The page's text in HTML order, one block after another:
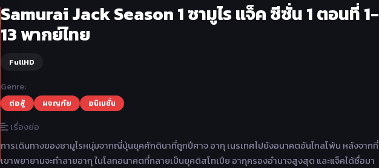
Samurai Jack Season 1 ซามูไร แจ็ค ซีซั่น 1 ตอนที่ 1-
13 พากย์ไทย
FullHD
Genre:
ต่อสู้ ผจญภัย อนิเมชั่น
เรื่องย่อ
การเดินทางของซามูไรหนุ่มจากญี่ปุ่นยุคศักดินาที่ถูกปีศาจ อากุ เนรเทศไปยังอนาคตอันไกลโพ้น หลังจากที่
เขาพยายามจะทำลายอากุ ในโลกอนาคตที่กลายเป็นยุคดิสโทเปีย อากุครองอำนาจสูงสุด และแจ็คได้ชื่อมา